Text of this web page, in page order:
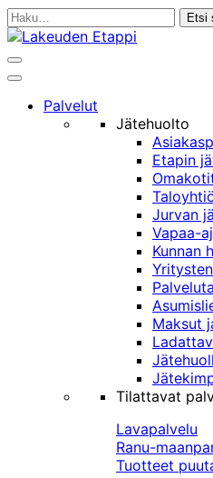
Siirry
sisältöön
Haku:
Haku
Päävalikko
Palvelut
Jätehuolto
Etapin
Jurvan
Vapaa-
Kunnan
Maksut
Tilattavat
Lavapalvelu
Ranu-
Tuotteet